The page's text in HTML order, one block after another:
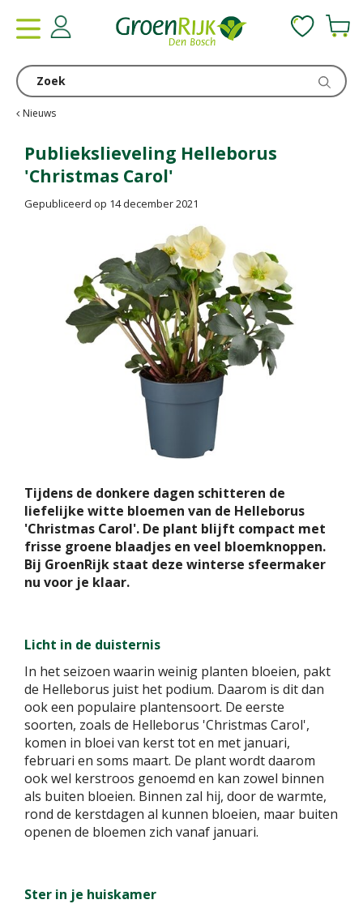
Nieuws
Publiekslieveling Helleborus
'Christmas Carol'
Gepubliceerd op 14 december 2021
Tijdens de donkere dagen schitteren de
liefelijke witte bloemen van de Helleborus
'Christmas Carol'. De plant blijft compact met
frisse groene blaadjes en veel bloemknoppen.
Bij GroenRijk staat deze winterse sfeermaker
nu voor je klaar.
Licht in de duisternis
In het seizoen waarin weinig planten bloeien, pakt
de Helleborus juist het podium. Daarom is dit dan
ook een populaire plantensoort. De eerste
soorten, zoals de Helleborus 'Christmas Carol',
komen in bloei van kerst tot en met januari,
februari en soms maart. De plant wordt daarom
ook wel kerstroos genoemd en kan zowel binnen
als buiten bloeien. Binnen zal hij, door de warmte,
rond de kerstdagen al kunnen bloeien, maar buiten
openen de bloemen zich vanaf januari.
Ster in je huiskamer